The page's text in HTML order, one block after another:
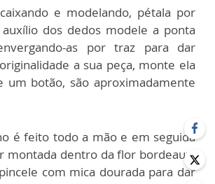
e modelando, pétala por
dos dedos modele a ponta
as por traz para dar
a sua peça, monte ela
um botão, são aproximadamente
é feito todo a mão e em seguida
montada dentro da flor bordeaux.
com mica dourada para dar